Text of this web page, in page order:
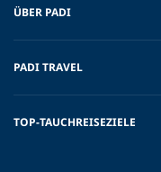
ÜBER PADI
PADI TRAVEL
TOP-TAUCHREISEZIELE